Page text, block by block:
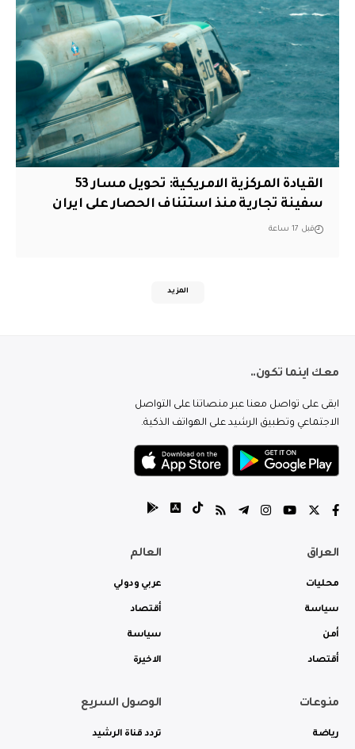
القيادة المركزية الامريكية: تحويل مسار 53
سفينة تجارية منذ استئناف الحصار على ايران
قبل 17 ساعة
المزيد
معك اينما تكون..
ابقى على تواصل معنا عبر منصاتنا على التواصل
الاجتماعي وتطبيق الرشيد على الهواتف الذكية.
العراق
محليات
سياسة
أمن
أقتصاد
العالم
عربي ودولي
أقتصاد
سياسة
الاخيرة
منوعات
رياضة
الوصول السريع
تردد قناة الرشيد